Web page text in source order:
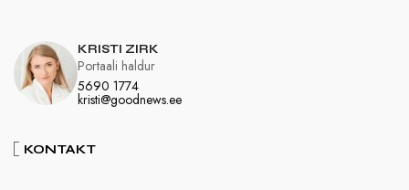
KRISTI ZIRK
5690 1774
kristi@goodnews.ee
Portaali haldur
KONTAKT